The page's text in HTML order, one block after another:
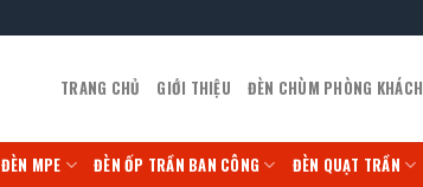
TRANG CHỦ GIỚI THIỆU ĐÈN CHÙM PHÒNG KHÁCH
ĐÈN MPE ĐÈN ỐP TRẦN BAN CÔNG ĐÈN QUẠT TRẦN